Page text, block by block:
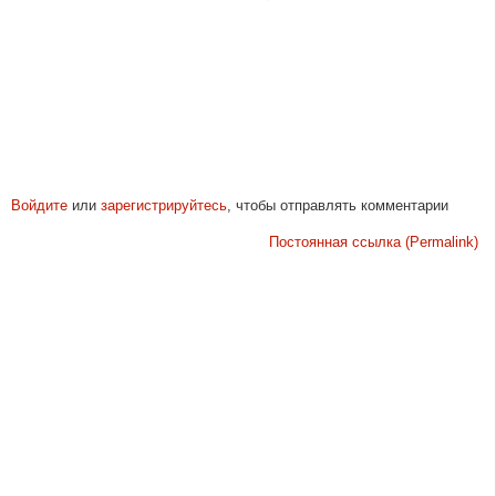
Войдитеили зарегистрируйтесь, чтобы отправлять комментарии
Постоянная ссылка (Permalink)